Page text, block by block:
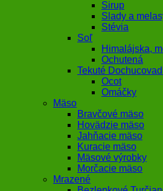
Sirup
Slady a
Stévia
Soľ
Himalájska,
Ochutená
Tekuté
Ocot
Omáčky
Mäso
Bravčové mäso
Hovädzie mäso
Jahňacie mäso
Kuracie mäso
Mäsové výrobky
Morčacie mäso
Mrazené